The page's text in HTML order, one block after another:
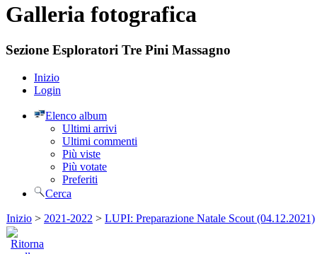
Galleria fotografica
Sezione Esploratori Tre Pini Massagno
Inizio
Login
Elenco album
Ultimi arrivi
Ultimi commenti
Più viste
Più votate
Preferiti
Cerca
Inizio > 2021-2022 > LUPI: Preparazione Natale Scout (04.12.2021)